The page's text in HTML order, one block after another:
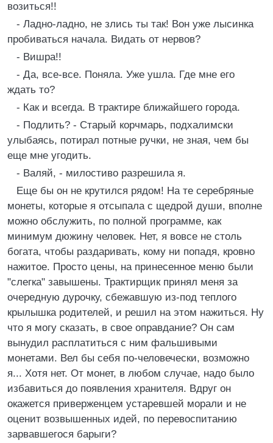
возиться!!
- Ладно-ладно, не злись ты так! Вон уже лысинка
пробиваться начала. Видать от нервов?
- Вишра!!
- Да, все-все. Поняла. Уже ушла. Где мне его
ждать то?
- Как и всегда. В трактире ближайшего города.
- Подлить? - Старый корчмарь, подхалимски
улыбаясь, потирал потные ручки, не зная, чем бы
еще мне угодить.
- Валяй, - милостиво разрешила я.
Еще бы он не крутился рядом! На те серебряные
монеты, которые я отсыпала с щедрой души, вполне
можно обслужить, по полной программе, как
минимум дюжину человек. Нет, я вовсе не столь
богата, чтобы раздаривать, кому ни попадя, кровно
нажитое. Просто цены, на принесенное меню были
"слегка" завышены. Трактирщик принял меня за
очередную дурочку, сбежавшую из-под теплого
крылышка родителей, и решил на этом нажиться. Ну
что я могу сказать, в свое оправдание? Он сам
вынудил расплатиться с ним фальшивыми
монетами. Вел бы себя по-человечески, возможно
я... Хотя нет. От монет, в любом случае, надо было
избавиться до появления хранителя. Вдруг он
окажется приверженцем устаревшей морали и не
оценит возвышенных идей, по перевоспитанию
зарвавшегося барыги?